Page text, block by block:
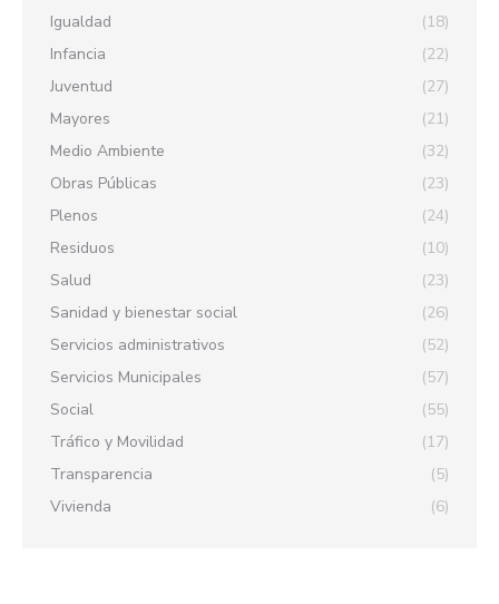
Igualdad
(18)
Infancia
(22)
Juventud
(27)
Mayores
(21)
Medio Ambiente
(32)
Obras Públicas
(23)
Plenos
(24)
Residuos
(10)
Salud
(23)
Sanidad y bienestar social
(26)
Servicios administrativos
(52)
Servicios Municipales
(57)
Social
(55)
Tráfico y Movilidad
(17)
Transparencia
(5)
Vivienda
(6)